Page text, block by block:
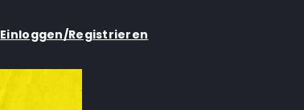
Einloggen/Registrieren